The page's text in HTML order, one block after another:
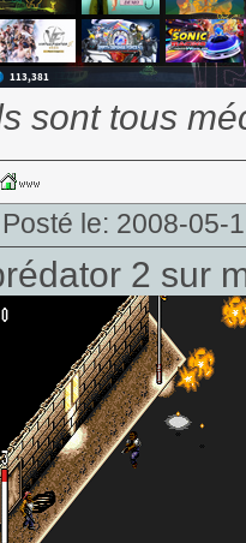
sont tous
Posté le: 2008-05-
2 sur